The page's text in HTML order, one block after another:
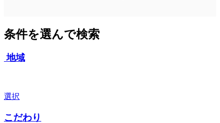
条件を選んで検索
地域
選択
こだわり